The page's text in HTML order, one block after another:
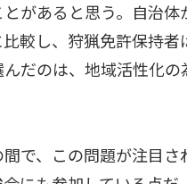
があると思う。自治
較し、狩猟免許保持者
だのは、地域活性化
で、この問題が注目